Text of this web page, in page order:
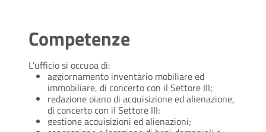
Competenze
L’ufficio si occupa di:
aggiornamento inventario mobiliare ed
immobiliare, di concerto con il Settore III;
redazione piano di acquisizione ed alienazione,
di concerto con il Settore III;
gestione acquisizioni ed alienazioni;